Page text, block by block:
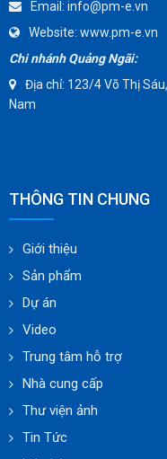
Chí Minh, Việt Nam.
Mst:
0314405007
Website: www.pm-e.vn
Chi nhánh Quảng Ngãi:
Địa chỉ: 123/4 Võ Thị
Nam
THÔNG TIN CHUNG
Giới thiệu
Sản phẩm